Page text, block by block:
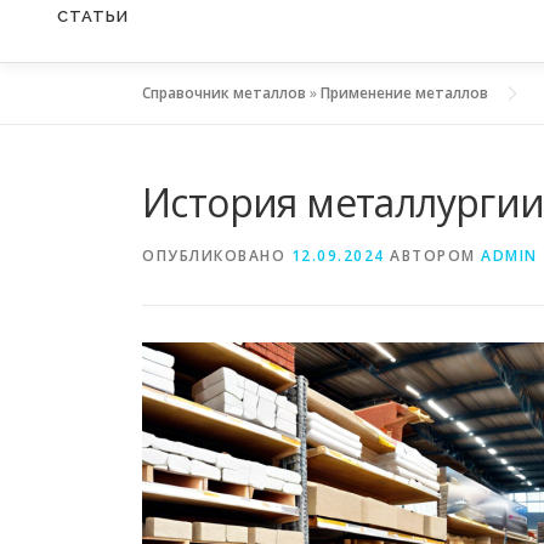
СТАТЬИ
Справочник металлов »Применение металлов
История металлургии
ОПУБЛИКОВАНО 12.09.2024 АВТОРОМ ADMIN